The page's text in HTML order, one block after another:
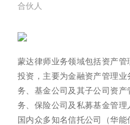
合伙人
蒙达律师业务领域包括资产
投资，主要为金融资产管理
务、基金公司及其子公司资
务、保险公司及私募基金管
国内众多知名信托公司（华